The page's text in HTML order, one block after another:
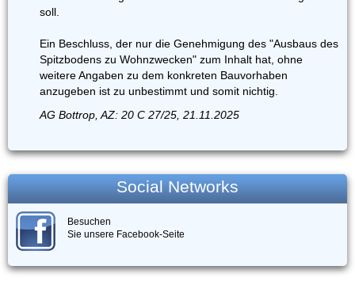
soll.
Ein Beschluss, der nur die Genehmigung des "Ausbaus des
Spitzbodens zu Wohnzwecken" zum Inhalt hat, ohne
weitere Angaben zu dem konkreten Bauvorhaben
anzugeben ist zu unbestimmt und somit nichtig.
AG Bottrop, AZ: 20 C 27/25, 21.11.2025
Social Networks
Besuchen
Sie unsere Facebook-Seite